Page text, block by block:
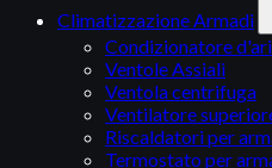
Climatizzazione Armadi
Condizionatore
Ventole Assiali
Ventola centrifuga
Ventilatore
Riscaldatori per
Termostato per